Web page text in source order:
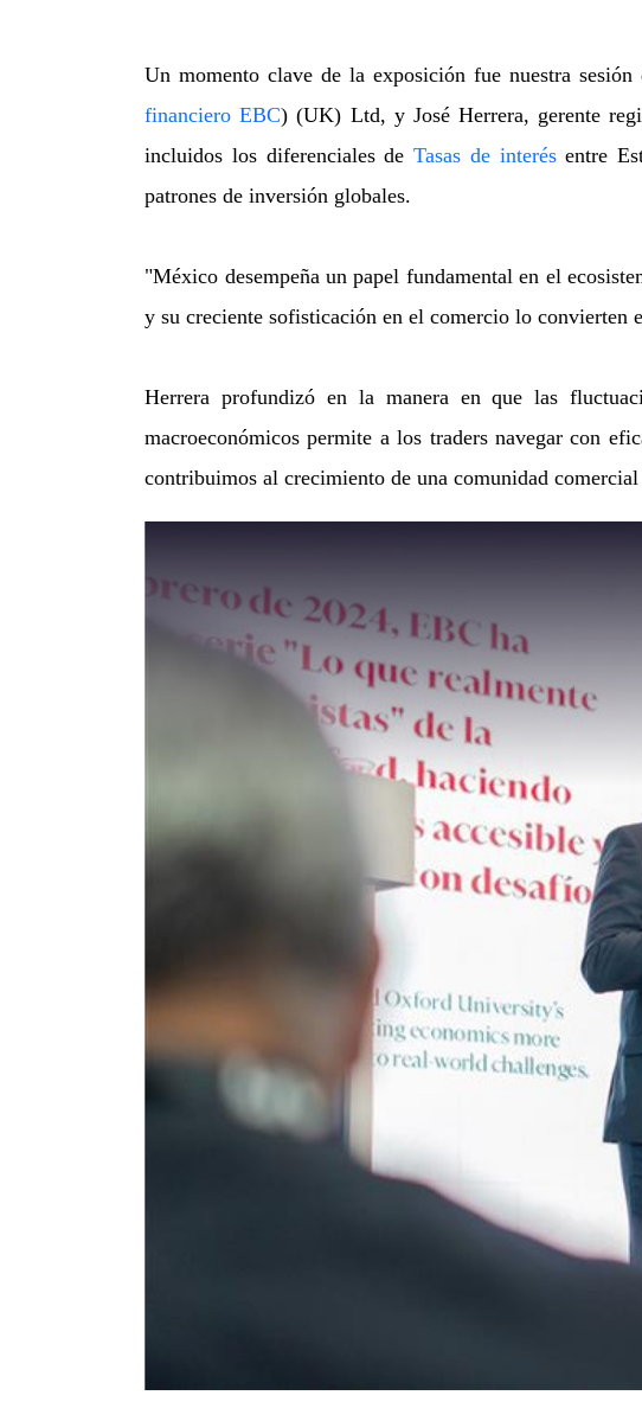
Un momento clave de la exposición fue nuestra
financiero EBC) (UK) Ltd, y José Herrera, gerente
incluidos los diferenciales deTasas de interésentre
patrones de inversión globales.
"México desempeña un papel fundamental en el
y su creciente sofisticación en el comercio lo convierten
Herrera profundizó en la manera en que las
macroeconómicos permite a los traders navegar con
contribuimos al crecimiento de una comunidad